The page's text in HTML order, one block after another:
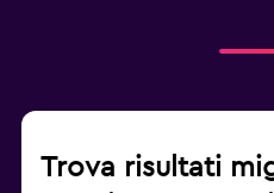
Trova risultati